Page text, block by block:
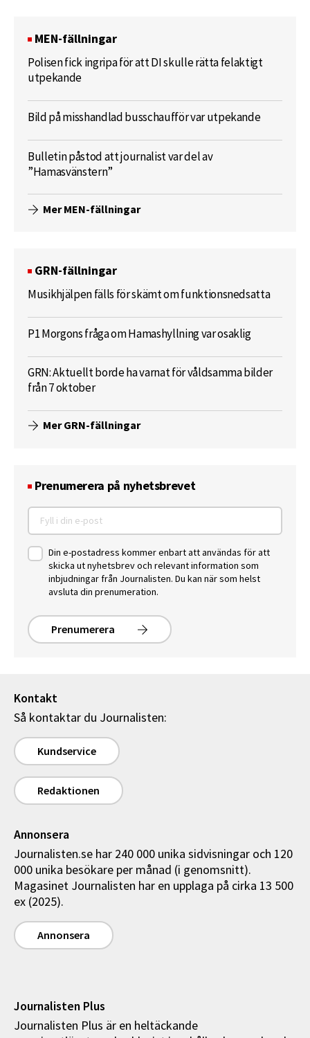
MEN-fällningar
Polisen fick ingripa för att DI skulle rätta felaktigt
utpekande
Bild på misshandlad busschaufför var utpekande
Bulletin påstod att journalist var del av
”Hamasvänstern”
Mer MEN-fällningar
GRN-fällningar
Musikhjälpen fälls för skämt om funktionsnedsatta
P1 Morgons fråga om Hamashyllning var osaklig
GRN: Aktuellt borde ha varnat för våldsamma bilder
från 7 oktober
Mer GRN-fällningar
Prenumerera på nyhetsbrevet
Din e-postadress kommer enbart att användas för att
skicka ut nyhetsbrev och relevant information som
inbjudningar från Journalisten. Du kan när som helst
avsluta din prenumeration.
Prenumerera
Kontakt
Så kontaktar du Journalisten:
Kundservice
Redaktionen
Annonsera
Journalisten.se har 240 000 unika sidvisningar och 120
000 unika besökare per månad (i genomsnitt).
Magasinet Journalisten har en upplaga på cirka 13 500
ex (2025).
Annonsera
Journalisten Plus
Journalisten Plus är en heltäckande